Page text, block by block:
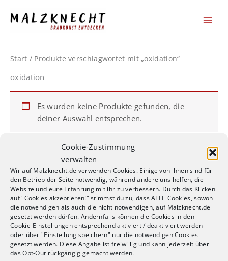
Cookie-Zustimmung
verwalten
Wir auf Malzknecht.de verwenden Cookies. Einige von ihnen sind für
den Betrieb der Seite notwendig, während andere uns helfen, die
Website und eure Erfahrung mit ihr zu verbessern. Durch das Klicken
auf "Cookies akzeptieren!" stimmst du zu, dass ALLE Cookies, sowohl
die notwendigen als auch die nicht notwendigen, auf Malzknecht.de
gesetzt werden dürfen. Andernfalls können die Cookies in den
Cookie-Einstellungen entsprechend aktiviert / deaktiviert werden
oder über "Einstellung speichern" nur die notwendigen Cookies
gesetzt werden. Diese Angabe ist freiwillig und kann jederzeit über
das Opt-Out rückgängig gemacht werden.
Inhalt
Start / Produkte verschlagwortet mit „oxidation“
oxidation
Es wurden keine Produkte gefunden, die
deiner Auswahl entsprechen.
AGB / Terms of Service
Datenschutzerklärung / Privacy Policy
Widerrufsbelehrung
Impressum
Kontakt
Cookie-Richtlinie
Haftungsausschluss für Preise